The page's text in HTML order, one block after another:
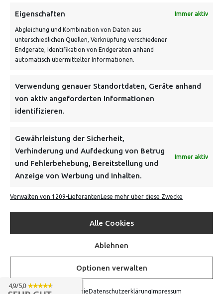
Eigenschaften Immer aktiv
Abgleichung und Kombination von Daten aus
unterschiedlichen Quellen, Verknüpfung verschiedener
Endgeräte, Identifikation von Endgeräten anhand
automatisch übermittelter Informationen.
Verwendung genauer Standortdaten, Geräte anhand
von aktiv angeforderten Informationen
identifizieren.
Gewährleistung der Sicherheit,
Verhinderung und Aufdeckung von Betrug
und Fehlerbehebung, Bereitstellung und
Anzeige von Werbung und Inhalten.
Immer aktiv
Verwalten von 1209-LieferantenLese mehr über diese Zwecke
Alle Cookies
Ablehnen
Optionen verwalten
Cookie-RichtlinieDatenschutzerklärungImpressum
VERSANDKOSTENHINWEIS:
NEWSLETTER
Danke, deine Registrierung war erfolgreich! Bitte prüfe
dein E-Mail-Konto für die Bestätigung.
FOLGE UNS
BEZAHLEN & BESTELLEN